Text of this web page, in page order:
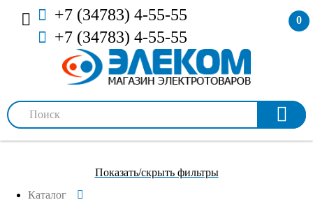
+7 (34783) 4-55-55
+7 (34783) 4-55-55
0
Показать/скрыть фильтры
Каталог